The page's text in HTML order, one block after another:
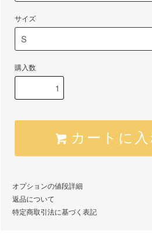
サイズ
購入数
カートに
オプションの値段詳細
返品について
特定商取引法に基づく表記